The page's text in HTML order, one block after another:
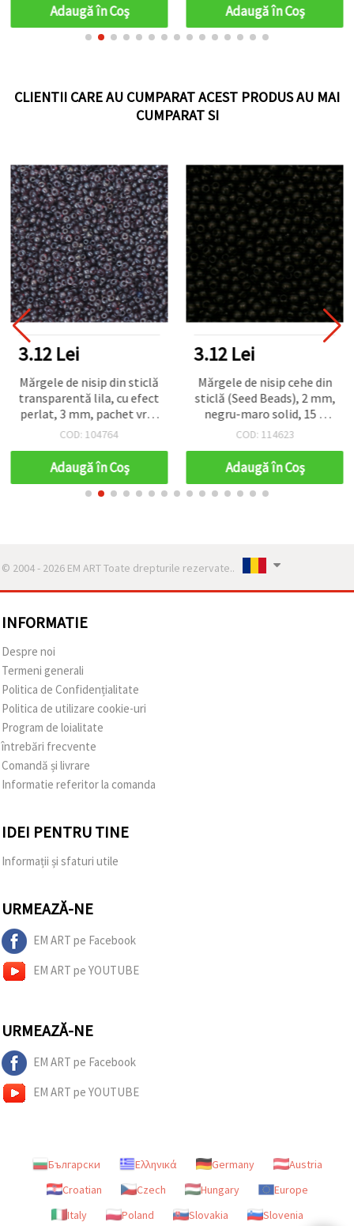
Adaugă în Coş Adaugă în Coş
CLIENTII CARE AU CUMPARAT ACEST PRODUS AU MAI
CUMPARAT SI
3.12 Lei
Mărgele de nisip din sticlă
transparentă lila, cu efect
perlat, 3 mm, pachet vrac
50 g – pentru bijuterii,
proiecte DIY
COD: 104764
Adaugă în Coş
3.12 Lei
Mărgele de nisip cehe din
sticlă (Seed Beads), 2 mm,
negru-maro solid, 15 g
(~2050 buc.)
COD: 114623
Adaugă în Coş
© 2004 - 2026 EM ART Toate drepturile rezervate..
INFORMATIE
Despre noi
Termeni generali
Politica de Confidențialitate
Politica de utilizare cookie-uri
Program de loialitate
întrebări frecvente
Comandă și livrare
Informatie referitor la comanda
IDEI PENTRU TINE
Informații și sfaturi utile
URMEAZĂ-NE
EM ART pe Facebook
EM ART pe YOUTUBE
URMEAZĂ-NE
EM ART pe Facebook
EM ART pe YOUTUBE
Български Ελληνικά Germany
Austria
Croatian
Czech Hungary
Europe
Italy
Poland Slovakia Slovenia